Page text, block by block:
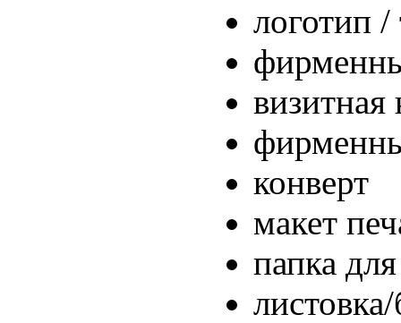
логотип /
визитная
конверт
макет
папка